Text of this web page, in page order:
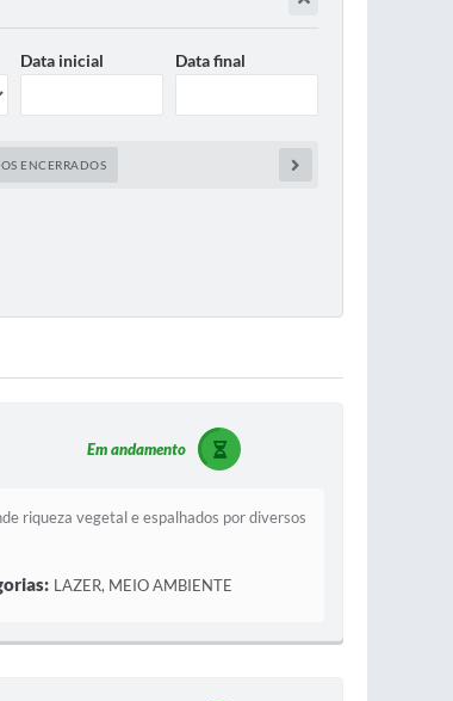
Data inicial Data final
ENCERRADOS
Em andamento
riqueza vegetal e espalhados por diversos
LAZER, MEIO AMBIENTE